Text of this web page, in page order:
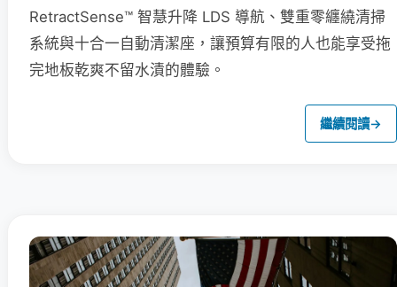
RetractSense™ 智慧升降 LDS 導航、雙重零纏繞清掃
系統與十合一自動清潔座，讓預算有限的人也能享受拖
完地板乾爽不留水漬的體驗。
繼續閱讀→